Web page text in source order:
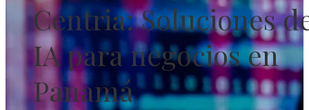
Centria: Soluciones
IA para negocios en
Panamá